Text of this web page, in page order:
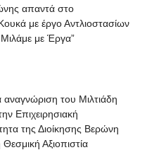
απαντά στο
με έργο Αντλιοστασίων
με Έργα”
του Μιλτιάδη
Επιχειρησιακή
της Διοίκησης Βερώνη
Θεσμική Αξιοπιστία